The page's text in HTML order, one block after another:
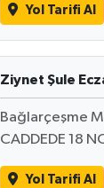
Yol Tarifi Al
Ziynet Şule
Bağlarçeşme
CADDEDE 18
Yol Tarifi Al